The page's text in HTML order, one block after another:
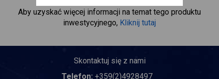
Aby uzyskać więcej informacji na temat tego produktu
inwestycyjnego, Kliknij tutaj
Skontaktuj się z nami
Telefon: +359(2)4928497